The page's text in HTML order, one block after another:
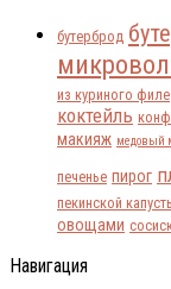
бутерброд
из куриного филе
коктейль
макияж медовый
печенье пирог
пекинской
овощами
Навигация